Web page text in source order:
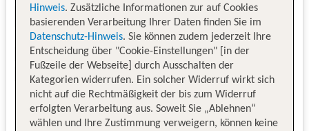
Hinweis. Zusätzliche Informationen zur auf Cookies
basierenden Verarbeitung Ihrer Daten finden Sie im
Datenschutz-Hinweis. Sie können zudem jederzeit Ihre
Entscheidung über "Cookie-Einstellungen" [in der
Fußzeile der Webseite] durch Ausschalten der
Kategorien widerrufen. Ein solcher Widerruf wirkt sich
nicht auf die Rechtmäßigkeit der bis zum Widerruf
erfolgten Verarbeitung aus. Soweit Sie „Ablehnen“
wählen und Ihre Zustimmung verweigern, können keine